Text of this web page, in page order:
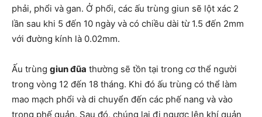
phải, phổi và gan. Ở phổi, các ấu trùng giun sẽ lột xác 2
lần sau khi 5 đến 10 ngày và có chiều dài từ 1.5 đến 2mm
với đường kính là 0.02mm.
Ấu trùng giun đũa thường sẽ tồn tại trong cơ thể người
trong vòng 12 đến 18 tháng. Khi đó ấu trùng có thể làm
mao mạch phổi và di chuyển đến các phế nang và vào
trong phế quản. Sau đó, chúng lại đi ngược lên khí quản